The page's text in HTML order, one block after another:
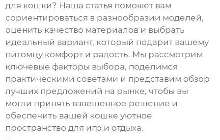
для кошки? Наша статья поможет вам
сориентироваться в разнообразии моделей,
оценить качество материалов и выбрать
идеальный вариант, который подарит вашему
питомцу комфорт и радость. Мы рассмотрим
ключевые факторы выбора, поделимся
практическими советами и представим обзор
лучших предложений на рынке, чтобы вы
могли принять взвешенное решение и
обеспечить вашей кошке уютное
пространство для игр и отдыха.